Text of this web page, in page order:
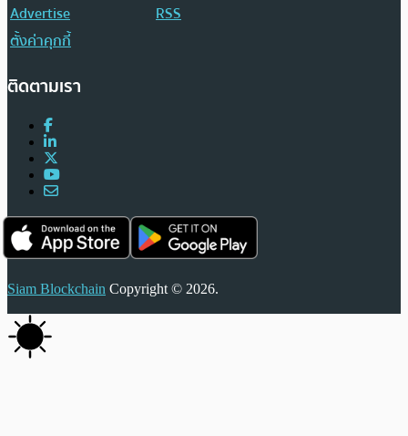
Advertise
RSS
ตั้งค่าคุกกี้
ติดตามเรา
Siam Blockchain Copyright © 2026.